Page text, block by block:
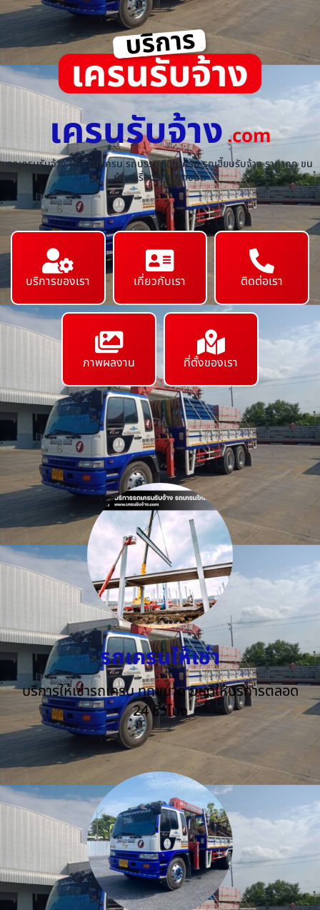
เครนรับจ้าง.com
รถเครนรับจ้าง ให้เช่ารถเครน รถบรรทุกติดเครน รถเฮี๊ยบรับจ้าง ราคาถูก ขน
ย้ายเครื่องจักร ทุกชนิด
บริการของเรา เกี่ยวกับเรา ติดต่อเรา
ภาพผลงาน ที่ตั้งของเรา
รถเครนให้เช่า
บริการให้เช่ารถเครน ทุกขนาด ยินดีให้บริการตลอด
24 ชั่วโมง